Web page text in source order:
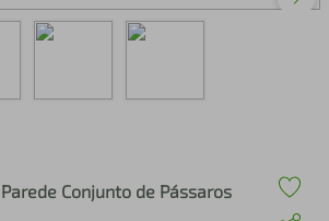
Conjunto de Pássaros